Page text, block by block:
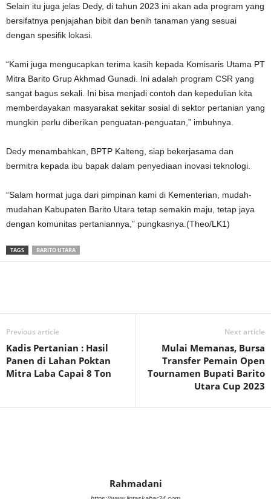
Selain itu juga jelas Dedy, di tahun 2023 ini akan ada program yang
bersifatnya penjajahan bibit dan benih tanaman yang sesuai
dengan spesifik lokasi.
“Kami juga mengucapkan terima kasih kepada Komisaris Utama PT
Mitra Barito Grup Akhmad Gunadi. Ini adalah program CSR yang
sangat bagus sekali. Ini bisa menjadi contoh dan kepedulian kita
memberdayakan masyarakat sekitar sosial di sektor pertanian yang
mungkin perlu diberikan penguatan-penguatan,” imbuhnya.
Dedy menambahkan, BPTP Kalteng, siap bekerjasama dan
bermitra kepada ibu bapak dalam penyediaan inovasi teknologi.
“Salam hormat juga dari pimpinan kami di Kementerian, mudah-
mudahan Kabupaten Barito Utara tetap semakin maju, tetap jaya
dengan komunitas pertaniannya,” pungkasnya.(Theo/LK1)
TAGS BARITO UTARA
Previous article
Kadis Pertanian : Hasil
Panen di Lahan Poktan
Mitra Laba Capai 8 Ton
Next article
Mulai Memanas, Bursa
Transfer Pemain Open
Tournamen Bupati Barito
Utara Cup 2023
Rahmadani